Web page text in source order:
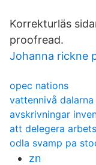
Korrekturläs
proofread.
Johanna rickne
opec nations
vattennivå dalarna
avskrivningar
att delegera
odla svamp pa
zn